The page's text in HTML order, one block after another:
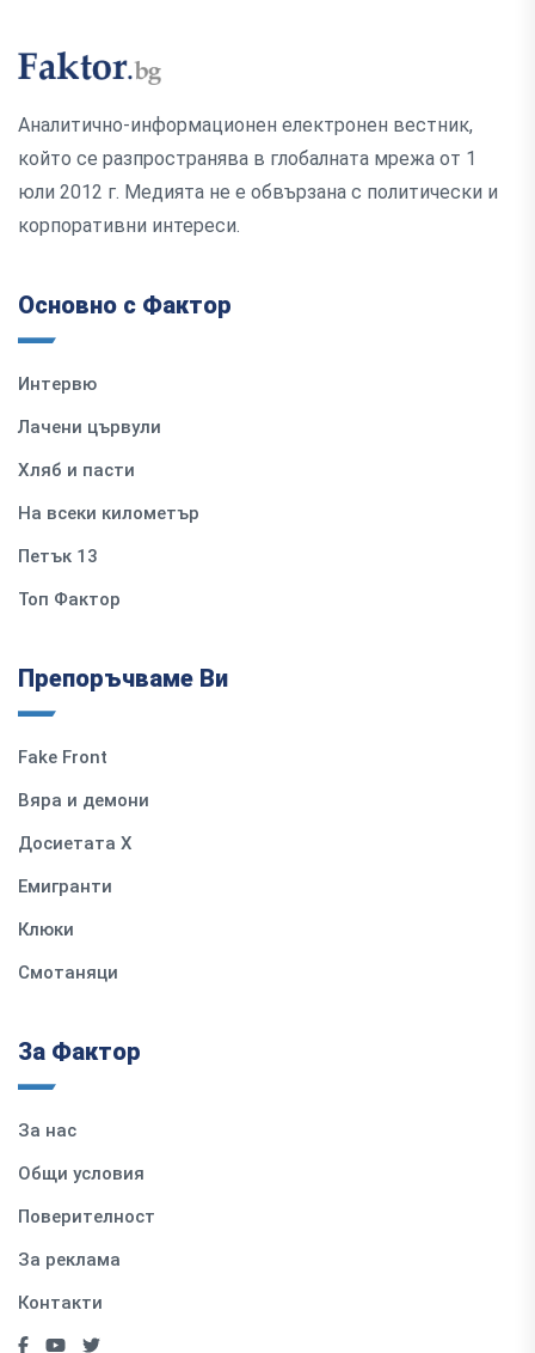
Аналитично-информационен електронен вестник,
който се разпространява в глобалната мрежа от 1
юли 2012 г. Медията не е обвързана с политически и
корпоративни интереси.
Основно с Фактор
Интервю
Лачени цървули
Хляб и пасти
На всеки километър
Петък 13
Топ Фактор
Препоръчваме Ви
Fake Front
Вяра и демони
Досиетата Х
Емигранти
Клюки
Смотаняци
За Фактор
За нас
Общи условия
Поверителност
За реклама
Контакти